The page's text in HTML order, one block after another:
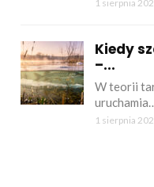
1 sierpnia
Kiedy
–...
W teorii
1 sierpnia